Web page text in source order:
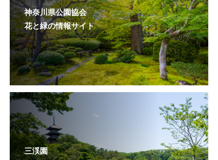
神奈川県公園協会
花と緑の情報サイト
三渓園